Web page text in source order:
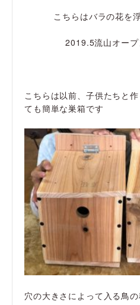
こちらはバラの花を
2019.5流山オー
こちらは以前、子供たちと
ても簡単な巣箱です
穴の大きさによって入る鳥の